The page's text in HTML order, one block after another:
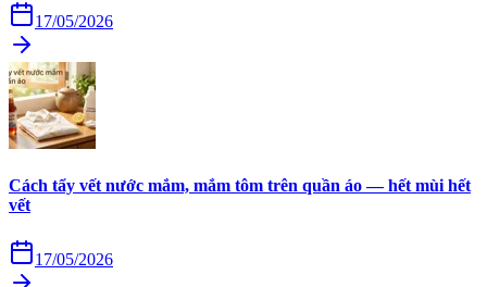
17/05/2026
Cách tẩy vết nước mắm, mắm tôm trên quần áo — hết mùi hết
vết
17/05/2026